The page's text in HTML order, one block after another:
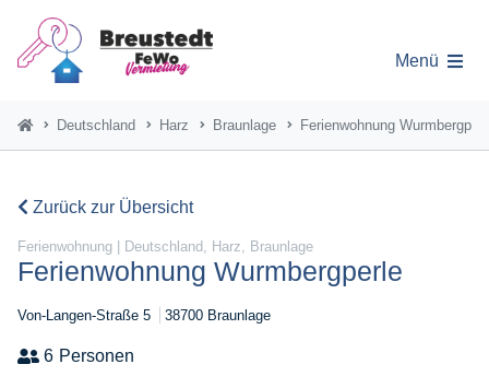
Menü
Deutschland Harz Braunlage Ferienwohnung
Zurück zur Übersicht
Ferienwohnung | Deutschland, Harz, Braunlage
Ferienwohnung Wurmbergperle
Von-Langen-Straße 5 38700 Braunlage
Personen
6